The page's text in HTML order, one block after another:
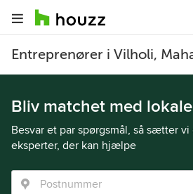
Entreprenører i Vilholi,
Bliv matchet med
Besvar et par spørgsmål, så sætter
eksperter, der kan hjælpe